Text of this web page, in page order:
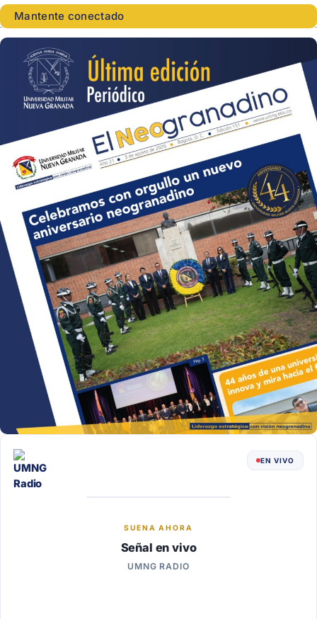
Mantente conectado
EN VIVO
SUENA AHORA
Señal en vivo
UMNG RADIO